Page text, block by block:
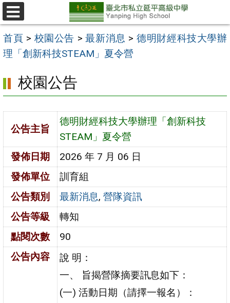
跳
至
主
要
區
選
單
首頁 > 校園公告 >最新消息 > 德明財經科技大學辦
理「創新科技STEAM」夏令營
校園公告
公告主旨
德明財經科技大學辦理「創新科技
STEAM」夏令營
發佈日期
2026 年 7 月 06 日
發佈單位
訓育組
公告類別
最新消息,營隊資訊
公告等級
轉知
點閱次數
90
公告內容
說 明：
一、 旨揭營隊摘要訊息如下：
(一) 活動日期（請擇一報名）：